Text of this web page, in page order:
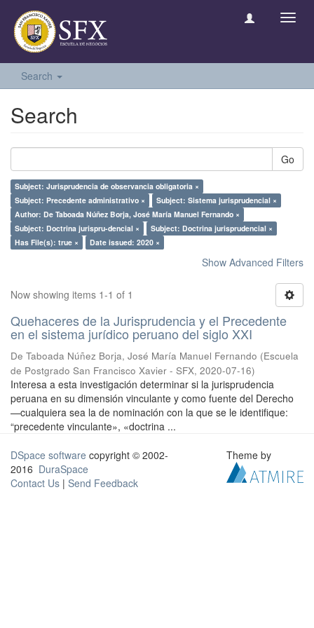
Search
Search
Go
Subject: Jurisprudencia de observancia obligatoria ×
Subject: Precedente administrativo ×
Subject: Sistema jurisprudencial ×
Author: De Taboada Núñez Borja, José María Manuel Fernando ×
Subject: Doctrina jurispru-dencial ×
Subject: Doctrina jurisprudencial ×
Has File(s): true ×
Date issued: 2020 ×
Show Advanced Filters
Now showing items 1-1 of 1
Quehaceres de la Jurisprudencia y el Precedente
en el sistema jurídico peruano del siglo XXI
De Taboada Núñez Borja, José María Manuel Fernando (Escuela
de Postgrado San Francisco Xavier - SFX, 2020-07-16)
Interesa a esta investigación determinar si la jurisprudencia
peruana en su dimensión vinculante y como fuente del Derecho
—cualquiera sea la de nominación con la que se le identifique:
“precedente vinculante», «doctrina ...
DSpace software copyright © 2002-
2016 DuraSpace
Contact Us | Send Feedback
Theme by